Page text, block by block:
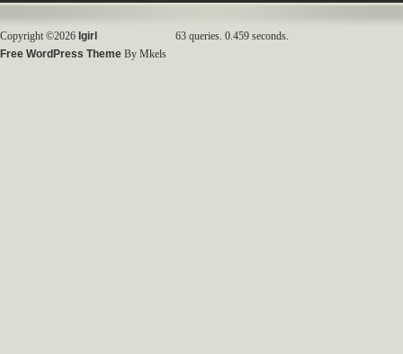
Copyright ©2026 Igirl
Free WordPress Theme By Mkels
63 queries. 0.459 seconds.